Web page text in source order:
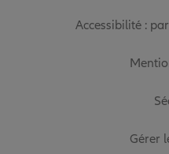
Accessibilité :
Gérer